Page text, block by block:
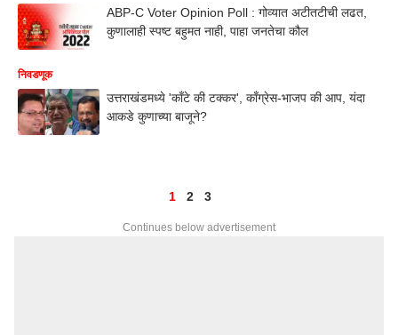
ABP-C Voter Opinion Poll : गोव्यात अटीतटीची लढत,
कुणालाही स्पष्ट बहुमत नाही, पाहा जनतेचा कौल
निवडणूक
उत्तराखंडमध्ये 'काँटे की टक्कर', काँग्रेस-भाजप की आप, यंदा
आकडे कुणाच्या बाजूने?
1 2 3
Continues below advertisement